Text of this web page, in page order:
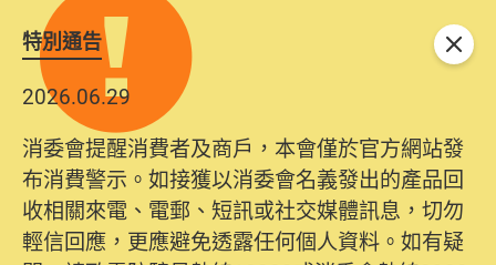
特別通告
2026.06.29
消委會提醒消費者及商戶，本會僅於官方網站發
布消費警示。如接獲以消委會名義發出的產品回
收相關來電、電郵、短訊或社交媒體訊息，切勿
輕信回應，更應避免透露任何個人資料。如有疑
關閉